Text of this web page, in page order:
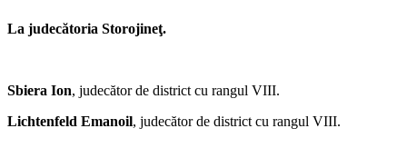
La judecătoria Storojineţ.
Sbiera Ion, judecător de district cu rangul VIII.
Lichtenfeld Emanoil, judecător de district cu rangul VIII.